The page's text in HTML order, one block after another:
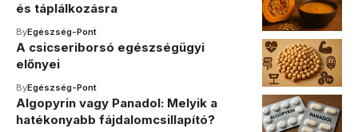
és táplálkozásra
ByEgészség-Pont
A csicseriborsó egészségügyi
előnyei
ByEgészség-Pont
Algopyrin vagy Panadol: Melyik a
hatékonyabb fájdalomcsillapító?